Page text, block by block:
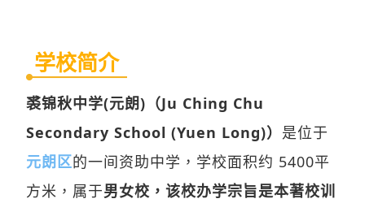
学校简介
裘锦秋中学(元朗)（Ju Ching Chu
Secondary School (Yuen Long)） 是位于
元朗区的一间资助中学，学校面积约 5400平
方米，属于男女校，该校办学宗旨是本著校训